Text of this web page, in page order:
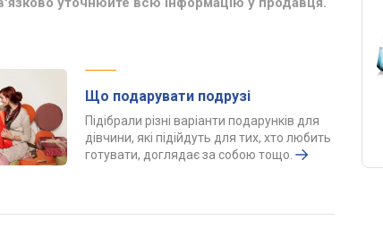
Що подарувати подрузі
Підібрали різні варіанти подарунків для
дівчини, які підійдуть для тих, хто любить
готувати, доглядає за собою тощо.